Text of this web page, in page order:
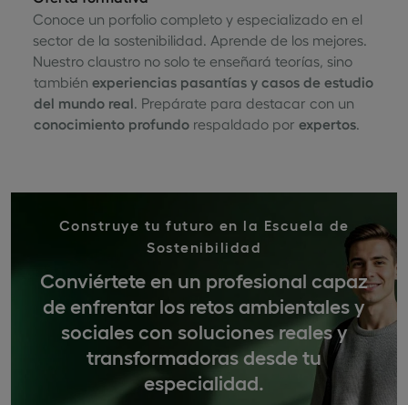
Conoce un porfolio completo y especializado en el
sector de la sostenibilidad. Aprende de los mejores.
Nuestro claustro no solo te enseñará teorías, sino
también experiencias pasantías y casos de estudio
del mundo real. Prepárate para destacar con un
conocimiento profundorespaldado porexpertos.
Construye tu futuro en la Escuela de
Sostenibilidad
Conviértete en un profesional capaz
de enfrentar los retos ambientales y
sociales con soluciones reales y
transformadoras desde tu
especialidad.